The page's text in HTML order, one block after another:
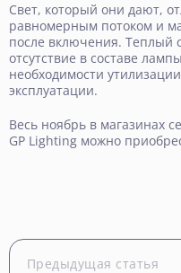
Свет, который они дают,
равномерным потоком и
после включения. Теплый
отсутствие в составе
необходимости
эксплуатации.
Весь ноябрь в магазинах
GP Lighting можно
Предыдущая статья